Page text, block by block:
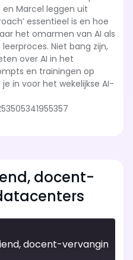
Marcel leggen uit
essentieel is en hoe
het omarmen van AI als
Niet bang zijn,
over AI in het
en trainingen op
in voor het wekelijkse AI-
docent-